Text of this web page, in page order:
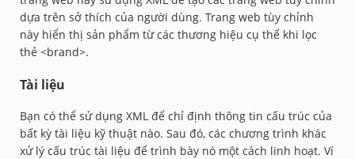
dựa trên sở thích của người dùng. Trang web tùy chỉnh
này hiển thị sản phẩm từ các thương hiệu cụ thể khi lọc
thẻ <brand>.
Tài liệu
Bạn có thể sử dụng XML để chỉ định thông tin cấu trúc của
bất kỳ tài liệu kỹ thuật nào. Sau đó, các chương trình khác
xử lý cấu trúc tài liệu để trình bày nó một cách linh hoạt. Ví